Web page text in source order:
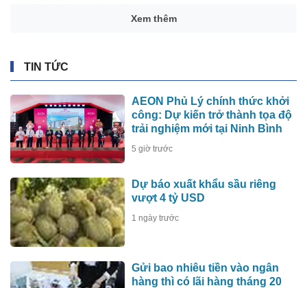
Xem thêm
TIN TỨC
AEON Phủ Lý chính thức khởi
công: Dự kiến trở thành tọa độ
trải nghiệm mới tại Ninh Bình
5 giờ trước
Dự báo xuất khẩu sầu riêng
vượt 4 tỷ USD
1 ngày trước
Gửi bao nhiêu tiền vào ngân
hàng thì có lãi hàng tháng 20